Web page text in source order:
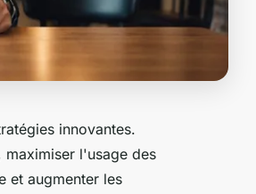
innovantes.
l'usage des
et augmenter les